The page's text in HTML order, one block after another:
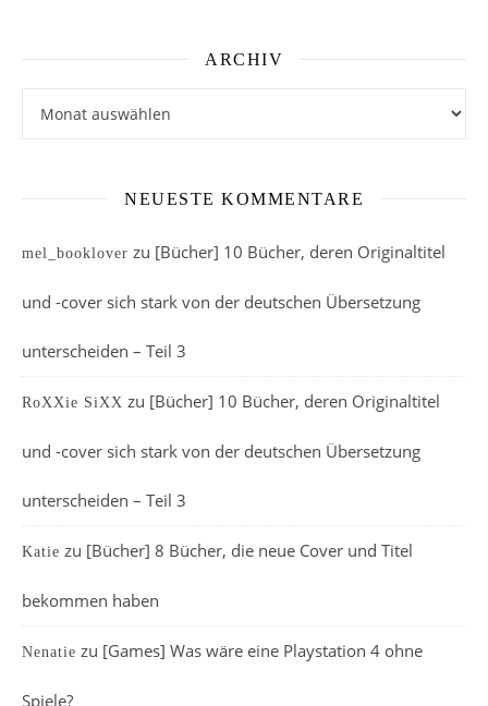
ARCHIV
NEUESTE KOMMENTARE
mel_booklover zu [Bücher] 10 Bücher, deren Originaltitel
und -cover sich stark von der deutschen Übersetzung
unterscheiden – Teil 3
RoXXie SiXX zu [Bücher] 10 Bücher, deren Originaltitel
und -cover sich stark von der deutschen Übersetzung
unterscheiden – Teil 3
Katie zu [Bücher] 8 Bücher, die neue Cover und Titel
bekommen haben
Nenatie zu [Games] Was wäre eine Playstation 4 ohne
Spiele?